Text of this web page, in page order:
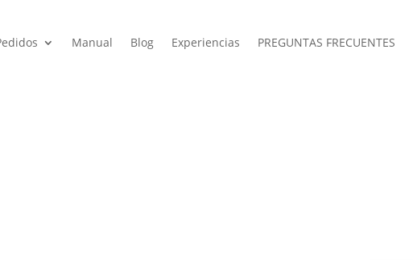
Manual Blog Experiencias PREGUNTAS FRECUENTES